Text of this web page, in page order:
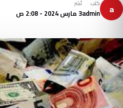
a كتب
admin
نُشر
3 مارس 2024 - 2:08 ص